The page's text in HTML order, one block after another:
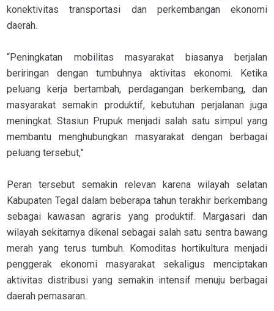
konektivitas transportasi dan perkembangan ekonomi
daerah.
“Peningkatan mobilitas masyarakat biasanya berjalan
beriringan dengan tumbuhnya aktivitas ekonomi. Ketika
peluang kerja bertambah, perdagangan berkembang, dan
masyarakat semakin produktif, kebutuhan perjalanan juga
meningkat. Stasiun Prupuk menjadi salah satu simpul yang
membantu menghubungkan masyarakat dengan berbagai
peluang tersebut,”
Peran tersebut semakin relevan karena wilayah selatan
Kabupaten Tegal dalam beberapa tahun terakhir berkembang
sebagai kawasan agraris yang produktif. Margasari dan
wilayah sekitarnya dikenal sebagai salah satu sentra bawang
merah yang terus tumbuh. Komoditas hortikultura menjadi
penggerak ekonomi masyarakat sekaligus menciptakan
aktivitas distribusi yang semakin intensif menuju berbagai
daerah pemasaran.